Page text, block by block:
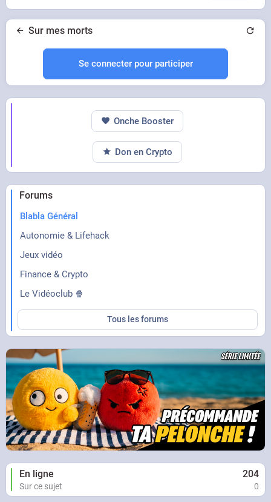
Sur mes morts
Se connecter pour participer
Forums
Blabla Général
Autonomie & Lifehack
Jeux vidéo
Finance & Crypto
Le Vidéoclub 🍿
Tous les forums
En ligne 204
Sur ce sujet 0
Onche Booster
Don en Crypto